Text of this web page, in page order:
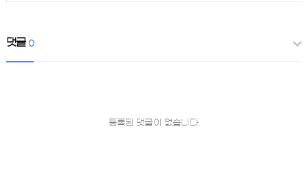
댓글0
등록된 댓글이 없습니다.